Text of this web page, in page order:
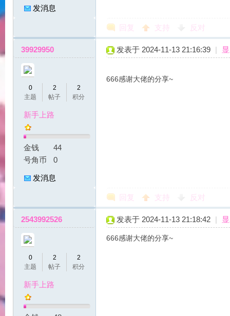
发消息
回复 支持 反对
39929950
0
主题
2
帖子
2
积分
新手上路
金钱
44
号角币
0
发消息
发表于 2024-11-13 21:16:39 |
666感谢大佬的分享~
回复 支持 反对
2543992526
0
主题
2
帖子
2
积分
新手上路
发表于 2024-11-13 21:18:42 |
666感谢大佬的分享~